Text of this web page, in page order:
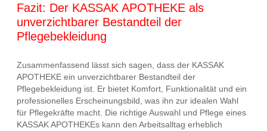
Fazit: Der KASSAK APOTHEKE als
unverzichtbarer Bestandteil der
Pflegebekleidung
Zusammenfassend lässt sich sagen, dass der KASSAK
APOTHEKE ein unverzichtbarer Bestandteil der
Pflegebekleidung ist. Er bietet Komfort, Funktionalität und ein
professionelles Erscheinungsbild, was ihn zur idealen Wahl
für Pflegekräfte macht. Die richtige Auswahl und Pflege eines
KASSAK APOTHEKEs kann den Arbeitsalltag erheblich